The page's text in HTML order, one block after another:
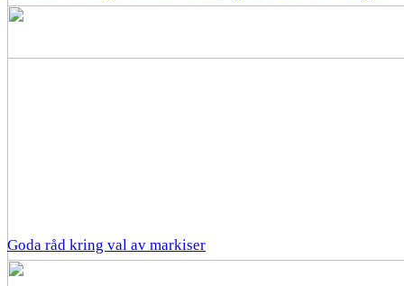
Goda råd kring val av markiser